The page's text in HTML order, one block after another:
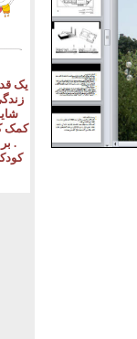
يک
کمک
.